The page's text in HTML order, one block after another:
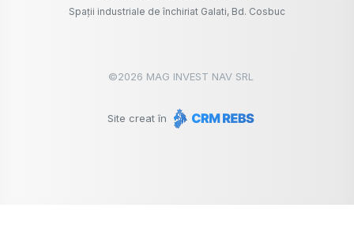
Spații industriale de închiriat Galati, Bd. Cosbuc
©2026 MAG INVEST NAV SRL
Site creat în